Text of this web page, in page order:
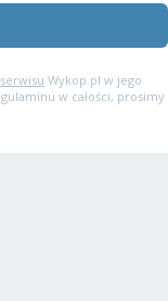
Wykop.pl w jego
w całości, prosimy